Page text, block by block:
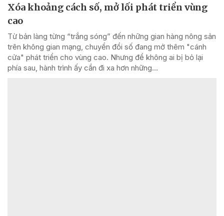
Xóa khoảng cách số, mở lối phát triển vùng
cao
Từ bản làng từng “trắng sóng” đến những gian hàng nông sản
trên không gian mạng, chuyển đổi số đang mở thêm "cánh
cửa" phát triển cho vùng cao. Nhưng để không ai bị bỏ lại
phía sau, hành trình ấy cần đi xa hơn những...